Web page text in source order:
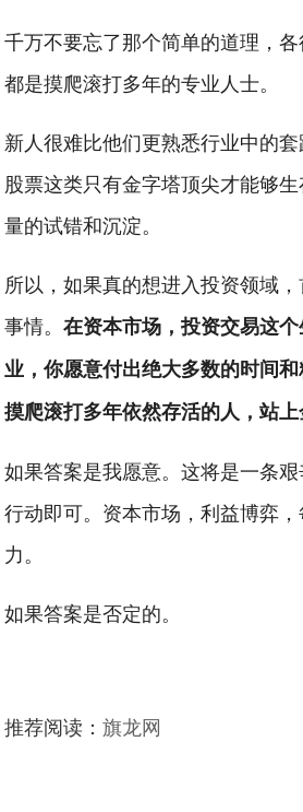
千万不要忘了那个简单的道理，各
都是摸爬滚打多年的专业人士。
新人很难比他们更熟悉行业中的
股票这类只有金字塔顶尖才能够
量的试错和沉淀。
所以，如果真的想进入投资领域
事情。在资本市场，投资交易这
业，你愿意付出绝大多数的时间
摸爬滚打多年依然存活的人，站
如果答案是我愿意。这将是一条
行动即可。资本市场，利益博弈
力。
如果答案是否定的。
推荐阅读：旗龙网